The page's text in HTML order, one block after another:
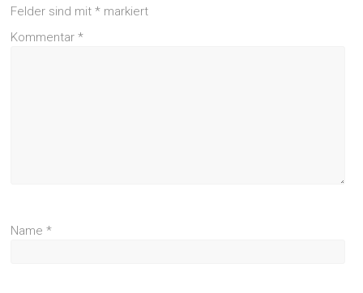
Felder sind mit* markiert
Kommentar*
Name*